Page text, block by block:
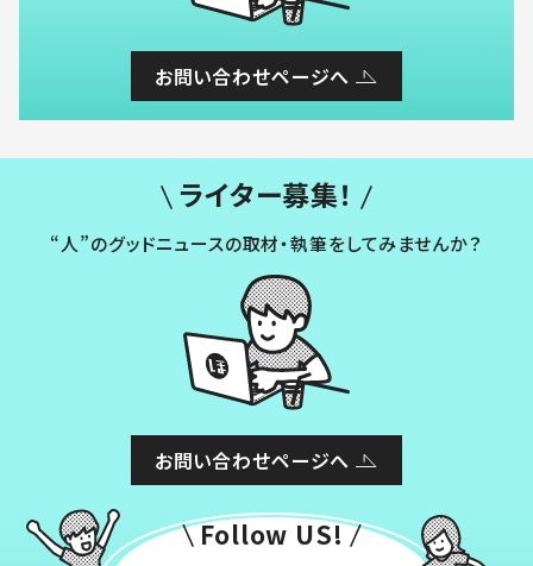
お問い合わせページへ
ライター募集！
“人”のグッドニュースの取材・執筆をしてみませんか？
お問い合わせページへ
Follow US!